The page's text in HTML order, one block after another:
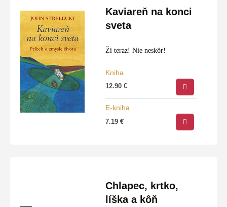
Kaviareň na konci
sveta
Ži teraz! Nie neskôr!
Kniha
12.90€
E-kniha
7.19€
Chlapec, krtko,
líška a kôň